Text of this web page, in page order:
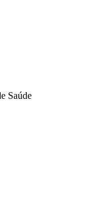
Saúde